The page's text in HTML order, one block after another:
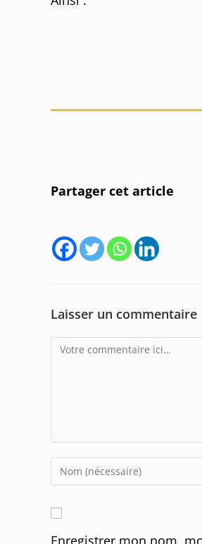
Partager cet article
Laisser un commentaire
Comment
Enter
your
name
Enregistrer mon nom,